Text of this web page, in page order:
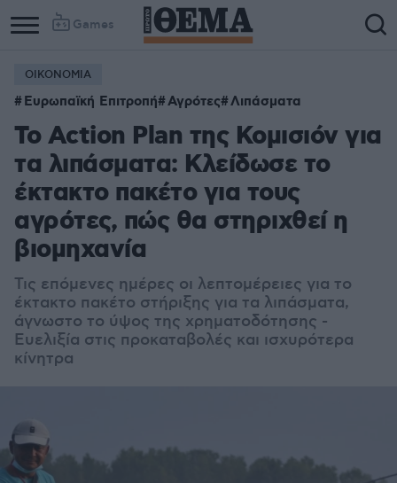
Games
ΟΙΚΟΝΟΜΙΑ
Ευρωπαϊκή Επιτροπή Αγρότες Λιπάσματα
Το Action Plan της Κομισιόν για
τα λιπάσματα: Κλείδωσε το
έκτακτο πακέτο για τους
αγρότες, πώς θα στηριχθεί η
βιομηχανία
Τις επόμενες ημέρες οι λεπτομέρειες για το
έκτακτο πακέτο στήριξης για τα λιπάσματα,
άγνωστο το ύψος της χρηματοδότησης -
Ευελιξία στις προκαταβολές και ισχυρότερα
κίνητρα